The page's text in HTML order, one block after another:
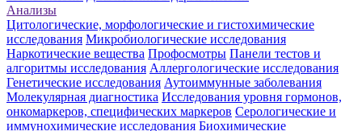
Анализы
Цитологические, морфологические и гистохимические
исследования Микробиологические исследования
Наркотические вещества Профосмотры Панели тестов и
алгоритмы исследования Аллергологические исследования
Генетические исследования Аутоиммунные заболевания
Молекулярная диагностика Исследования уровня гормонов,
онкомаркеров, специфических маркеров Серологические и
иммунохимические исследования Биохимические